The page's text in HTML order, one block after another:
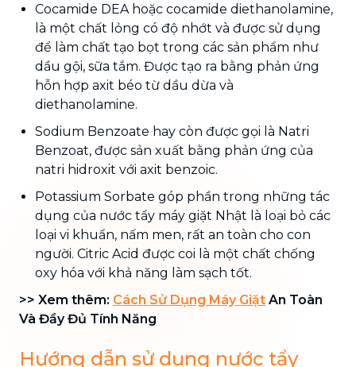
Cocamide DEA hoặc cocamide diethanolamine,
là một chất lỏng có độ nhớt và được sử dụng
để làm chất tạo bọt trong các sản phẩm như
dầu gội, sữa tắm. Được tạo ra bằng phản ứng
hỗn hợp axit béo từ dầu dừa và
diethanolamine.
Sodium Benzoate hay còn được gọi là Natri
Benzoat, được sản xuất bằng phản ứng của
natri hidroxit với axit benzoic.
Potassium Sorbate góp phần trong những tác
dụng của nước tẩy máy giặt Nhật là loại bỏ các
loại vi khuẩn, nấm men, rất an toàn cho con
người. Citric Acid được coi là một chất chống
oxy hóa với khả năng làm sạch tốt.
>> Xem thêm: Cách Sử Dụng Máy Giặt An Toàn
Và Đầy Đủ Tính Năng
Hướng dẫn sử dụng nước tẩy